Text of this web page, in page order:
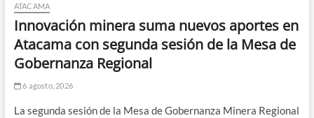
ATACAMA
Innovación minera suma nuevos aportes en
Atacama con segunda sesión de la Mesa de
Gobernanza Regional
6 agosto, 2026
La segunda sesión de la Mesa de Gobernanza Minera Regional